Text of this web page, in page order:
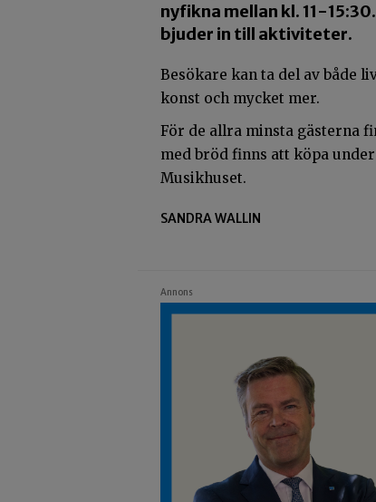
nyfikna mellan kl. 11-
bjuder in till aktiviteter.
Besökare kan ta del av både
konst och mycket mer.
För de allra minsta gästerna
med bröd finns att köpa
Musikhuset.
SANDRA WALLIN
Annons